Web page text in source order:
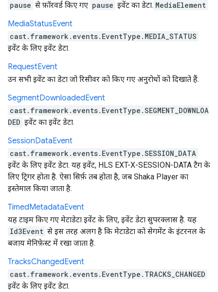
pause से फ़ॉरवर्ड किए गए pause इवेंट का डेटा. MediaElement
MediaStatusEvent
cast.framework.events.EventType.MEDIA_STATUS
इवेंट के लिए इवेंट डेटा.
RequestEvent
उन सभी इवेंट का डेटा जो रिसीवर को किए गए अनुरोधों को दिखाते हैं.
SegmentDownloadedEvent
cast.framework.events.EventType.SEGMENT_DOWNLOA
DED इवेंट का इवेंट डेटा.
SessionDataEvent
cast.framework.events.EventType.SESSION_DATA
इवेंट के लिए इवेंट डेटा. यह इवेंट, HLS EXT-X-SESSION-DATA टैग के
लिए ट्रिगर होता है. ऐसा सिर्फ़ तब होता है, जब Shaka Player का
इस्तेमाल किया जाता है.
TimedMetadataEvent
यह टाइम किए गए मेटाडेटा इवेंट के लिए, इवेंट डेटा सुपरक्लास है. यह
Id3Event से इस तरह अलग है कि मेटाडेटा को सेगमेंट के इंटरनल के
बजाय मेनिफ़ेस्ट में रखा जाता है.
TracksChangedEvent
cast.framework.events.EventType.TRACKS_CHANGED
इवेंट के लिए इवेंट डेटा.